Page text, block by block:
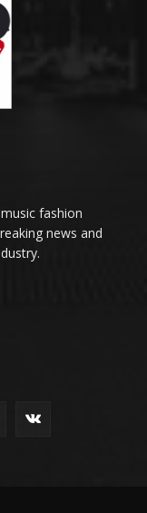
fashion
news and